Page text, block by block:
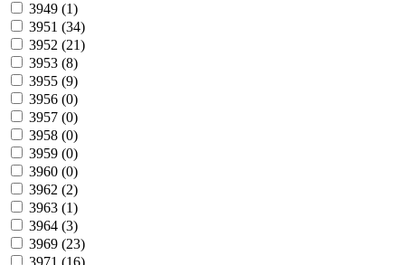
3949 (1)
3951 (34)
3952 (21)
3953 (8)
3955 (9)
3956 (0)
3957 (0)
3958 (0)
3959 (0)
3960 (0)
3962 (2)
3963 (1)
3964 (3)
3969 (23)
3971 (16)